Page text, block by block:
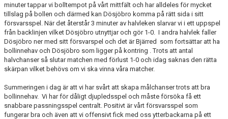
minuter tappar vi bolltempot på vårt mittfält och har alldeles för mycket
tillslag på bollen och därmed kan Dösjöbro komma på rätt sida i sitt
försvarsspel. När det återstår 3 minuter av halvleken slarvar vi i ett uppspel
från backlinjen vilket Dösjöbro utnyttjar och gör 1-0. I andra halvlek faller
Dösjöbro ner med sitt försvarspel och det är Bjärred som fortsättar att ha
bollinnehav och Dösjöbro som ligger på kontring . Trots att antal
halvchanser så slutar matchen med förlust 1-0 och idag saknas den rätta
skärpan vilket behövs om vi ska vinna våra matcher.
Summeringen i dag är att vi har svårt att skapa målchanser trots att bra
bollinnehav. Vi har för dåligt djupledsspel och måste försöka få ett
snabbare passningsspel centralt. Positivt är vårt försvarsspel som
fungerar bra och även att vi offensivt fick med oss ytterbackarna på ett